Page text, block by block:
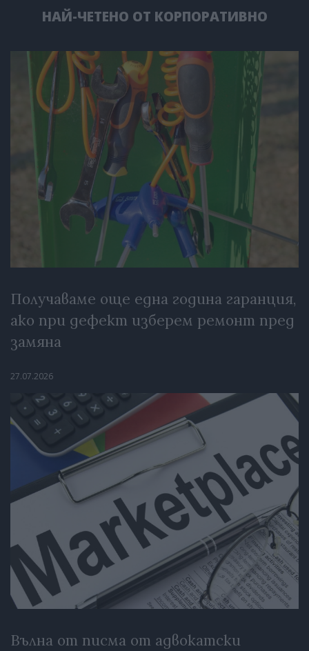
НАЙ-ЧЕТЕНО ОТ КОРПОРАТИВНО
Получаваме още една година гаранция,
ако при дефект изберем ремонт пред
замяна
27.07.2026
Вълна от писма от адвокатски